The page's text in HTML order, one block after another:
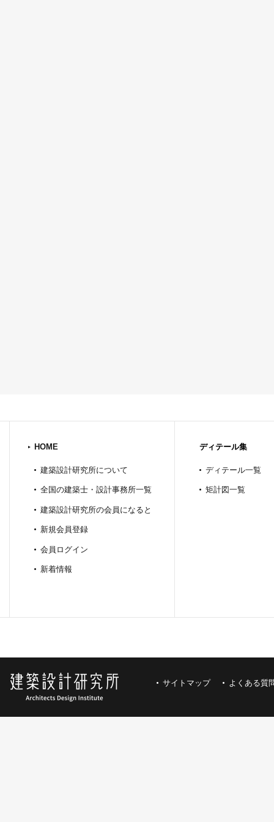
HOME
建築設計研究所について
全国の建築士・設計事務所一覧
建築設計研究所の会員になると
新規会員登録
会員ログイン
新着情報
ディテール集
ディテール一覧
矩計図一覧
サイトマップ よくある質